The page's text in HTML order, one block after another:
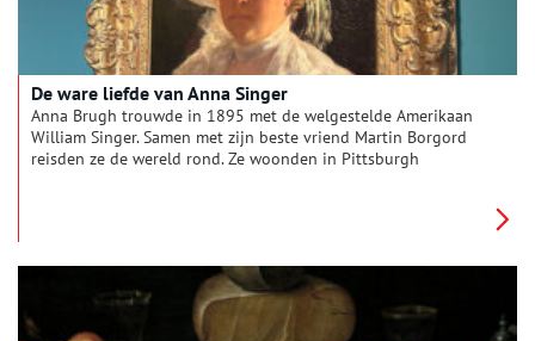
De ware liefde van Anna Singer
Anna Brugh trouwde in 1895 met de welgestelde Amerikaan
William Singer. Samen met zijn beste vriend Martin Borgord
reisden ze de wereld rond. Ze woonden in Pittsburgh